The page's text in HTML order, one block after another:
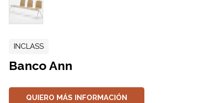
INCLASS
Banco Ann
QUIERO MÁS INFORMACIÓN